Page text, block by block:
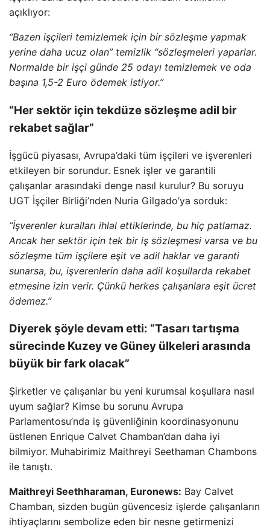
açıklıyor:
“Bazen işçileri temizlemek için bir sözleşme yapmak
yerine daha ucuz olan” temizlik “sözleşmeleri yaparlar.
Normalde bir işçi günde 25 odayı temizlemek ve oda
başına 1,5-2 Euro ödemek istiyor.”
“Her sektör için tekdüze sözleşme adil bir
rekabet sağlar”
İşgücü piyasası, Avrupa’daki tüm işçileri ve işverenleri
etkileyen bir sorundur. Esnek işler ve garantili
çalışanlar arasındaki denge nasıl kurulur? Bu soruyu
UGT İşçiler Birliği’nden Nuria Gilgado’ya sorduk:
“İşverenler kuralları ihlal ettiklerinde, bu hiç patlamaz.
Ancak her sektör için tek bir iş sözleşmesi varsa ve bu
sözleşme tüm işçilere eşit ve adil haklar ve garanti
sunarsa, bu, işverenlerin daha adil koşullarda rekabet
etmesine izin verir. Çünkü herkes çalışanlara eşit ücret
ödemez.”
Diyerek şöyle devam etti: “Tasarı tartışma
sürecinde Kuzey ve Güney ülkeleri arasında
büyük bir fark olacak”
Şirketler ve çalışanlar bu yeni kurumsal koşullara nasıl
uyum sağlar? Kimse bu sorunu Avrupa
Parlamentosu’nda iş güvenliğinin koordinasyonunu
üstlenen Enrique Calvet Chamban’dan daha iyi
bilmiyor. Muhabirimiz Maithreyi Seethaman Chambons
ile tanıştı.
Maithreyi Seethharaman, Euronews: Bay Calvet
Chamban, sizden bugün güvencesiz işlerde çalışanların
ihtiyaçlarını sembolize eden bir nesne getirmenizi